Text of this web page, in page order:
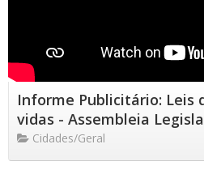
Informe Publicitário: Leis
vidas - Assembleia
Cidades/Geral